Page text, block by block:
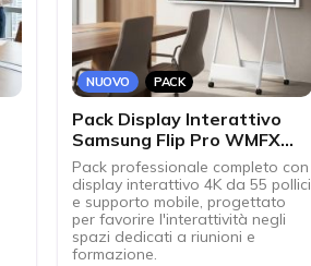
NUOVO PACK
Pack Display Interattivo
Samsung Flip Pro WMFX
55'' + Supporto con Ruote
Pack professionale completo con
display interattivo 4K da 55 pollici
e supporto mobile, progettato
per favorire l'interattività negli
spazi dedicati a riunioni e
formazione.